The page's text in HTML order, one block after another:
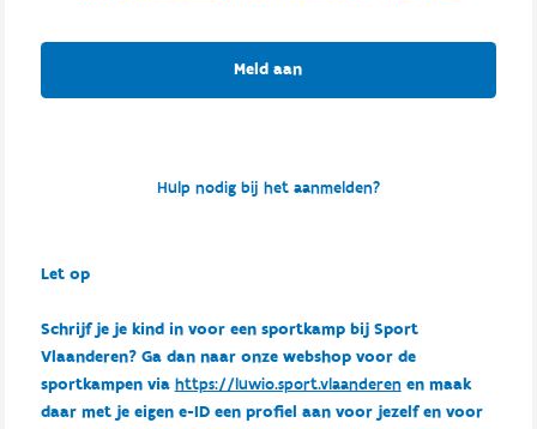
Meld aan
Hulp nodig bij het aanmelden?
Let op
Schrijf je je kind in voor een sportkamp bij Sport
Vlaanderen? Ga dan naar onze webshop voor de
sportkampen via https://luwio.sport.vlaanderenen maak
daar met je eigen e-ID een profiel aan voor jezelf en voor